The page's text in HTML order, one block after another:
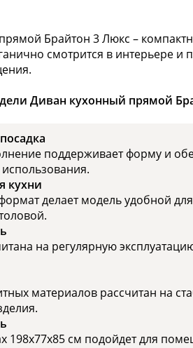
Брайтон 3 Люкс –
смотрится в интерьере и
Диван кухонный прямой
поддерживает форму и
кухни
делает модель удобной
на регулярную
материалов рассчитан на
198x77x85 см подойдет для